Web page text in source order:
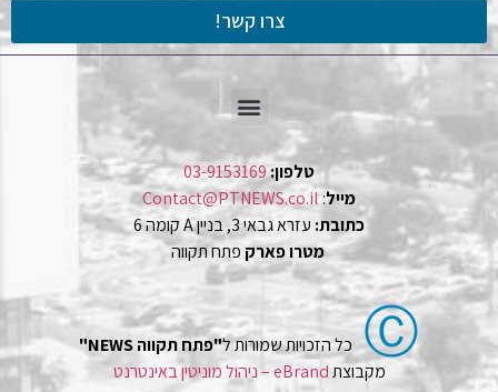
צרו קשר!
טלפון:03-9153169
מייל:
Contact@PTNEWS.co.il
כתובת: עזרא גבאי 3, בניין A קומה 6
מטרו פארק פתח תקווה
Ⓒ כל הזכויות שמורות ל"פתח תקווה NEWS"
מקבוצתeBrand – ניהול מוניטין באינטרנט